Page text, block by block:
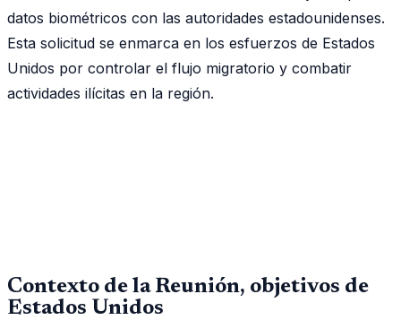
datos biométricos con las autoridades estadounidenses.
Esta solicitud se enmarca en los esfuerzos de Estados
Unidos por controlar el flujo migratorio y combatir
actividades ilícitas en la región.
Contexto de la Reunión, objetivos de
Estados Unidos